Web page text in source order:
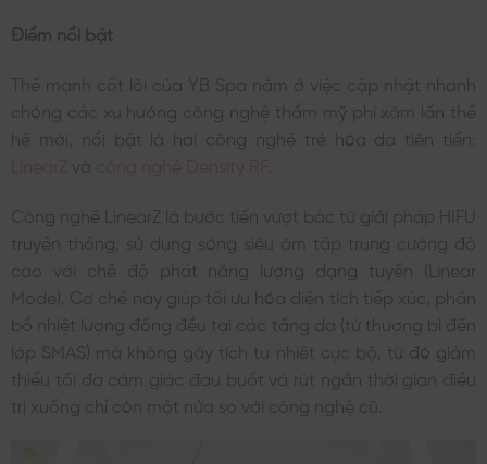
Điểm nổi bật
Thế mạnh cốt lõi của YB Spa nằm ở việc cập nhật nhanh
chóng các xu hướng công nghệ thẩm mỹ phi xâm lấn thế
hệ mới, nổi bật là hai công nghệ trẻ hóa da tiên tiến:
và
Công nghệ LinearZ là bước tiến vượt bậc từ giải pháp HIFU
truyền thống, sử dụng sóng siêu âm tập trung cường độ
cao với chế độ phát năng lượng dạng tuyến (Linear
Mode). Cơ chế này giúp tối ưu hóa diện tích tiếp xúc, phân
bổ nhiệt lượng đồng đều tại các tầng da (từ thượng bì đến
lớp SMAS) mà không gây tích tụ nhiệt cục bộ, từ đó giảm
thiểu tối đa cảm giác đau buốt và rút ngắn thời gian điều
trị xuống chỉ còn một nửa so với công nghệ cũ.